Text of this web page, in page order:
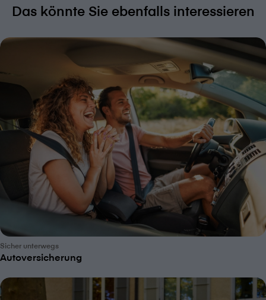
Das könnte Sie ebenfalls interessieren
Sicher unterwegs
Autoversicherung